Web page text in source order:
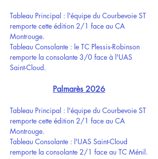
Tableau Principal : l'équipe du Courbevoie ST
remporte cette édition 2/1 face au CA
Montrouge.
Tableau Consolante : le TC Plessis-Robinson
remporte la consolante 3/0 face à l'UAS
Saint-Cloud.
Palmarès 2026
Tableau Principal : l'équipe du Courbevoie ST
remporte cette édition 2/1 face au CA
Montrouge.
Tableau Consolante : l'UAS Saint-Cloud
remporte la consolante 2/1 face au TC Ménil.